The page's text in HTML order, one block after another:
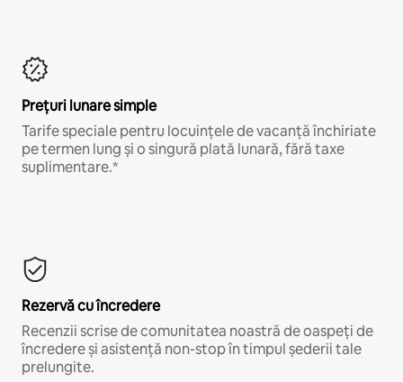
Prețuri lunare simple
Tarife speciale pentru locuințele de vacanță închiriate
pe termen lung și o singură plată lunară, fără taxe
suplimentare.*
Rezervă cu încredere
Recenzii scrise de comunitatea noastră de oaspeți de
încredere și asistență non-stop în timpul șederii tale
prelungite.